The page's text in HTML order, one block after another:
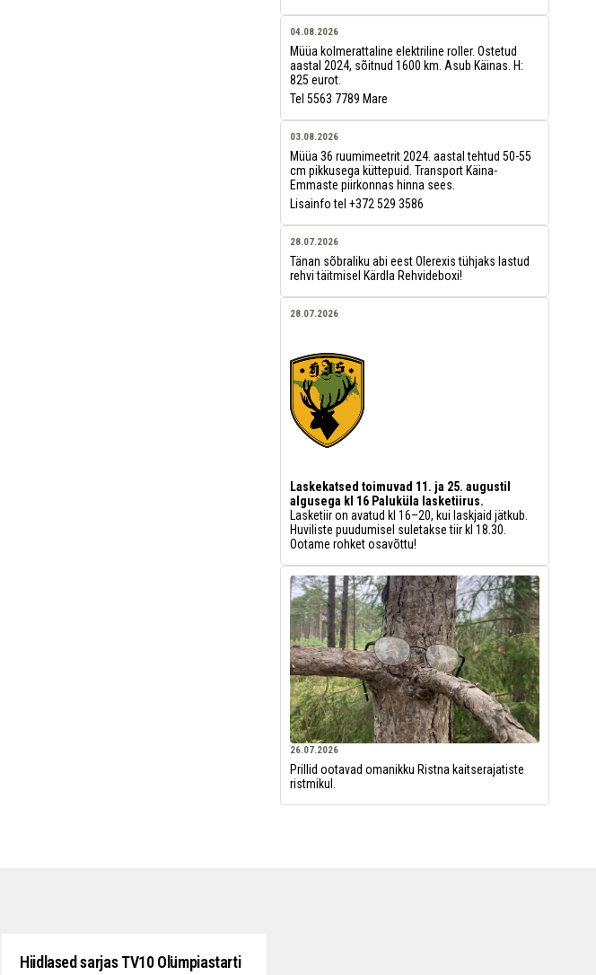
04.08.2026
Müüa kolmerattaline elektriline roller. Ostetud
aastal 2024, sõitnud 1600 km. Asub Käinas. H:
825 eurot.
Tel 5563 7789 Mare
03.08.2026
Müüa 36 ruumimeetrit 2024. aastal tehtud 50-55
cm pikkusega küttepuid. Transport Käina-
Emmaste piirkonnas hinna sees.
Lisainfo tel +372 529 3586
28.07.2026
Tänan sõbraliku abi eest Olerexis tühjaks lastud
rehvi täitmisel Kärdla Rehvideboxi!
28.07.2026
Laskekatsed toimuvad 11. ja 25. augustil
algusega kl 16 Paluküla lasketiirus.
Lasketiir on avatud kl 16–20, kui laskjaid jätkub.
Huviliste puudumisel suletakse tiir kl 18.30.
Ootame rohket osavõttu!
26.07.2026
Prillid ootavad omanikku Ristna kaitserajatiste
ristmikul.
Hiidlased sarjas TV10 Olümpiastarti